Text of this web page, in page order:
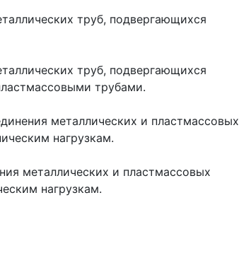
труб, подвергающихся
труб, подвергающихся
трубами.
металлических и пластмассовых
нагрузкам.
металлических и пластмассовых
нагрузкам.